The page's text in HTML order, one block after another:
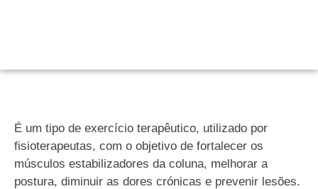
É um tipo de exercício terapêutico, utilizado por
fisioterapeutas, com o objetivo de fortalecer os
músculos estabilizadores da coluna, melhorar a
postura, diminuir as dores crónicas e prevenir lesões.